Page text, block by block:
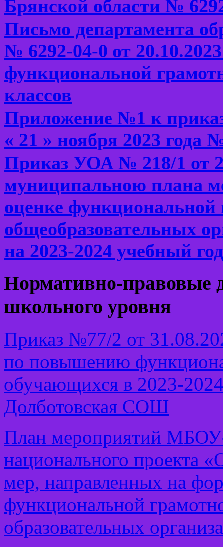
Брянской области №
Письмо департамента
№ 6292-04-0 от
функциональной
классов
Приложение №1 к
« 21 » ноября 2023 года
Приказ УОА № 218/1 от
муниципальною плана
оценке
общеобразовательных
на 2023-2024 учебный год
Нормативно-правовые
школьного уровня
Приказ №77/2 от
по повышению
обучающихся в 2023-
Долботовская СОШ
План мероприятий
национального проекта
мер, направленных на
функциональной
образовательных